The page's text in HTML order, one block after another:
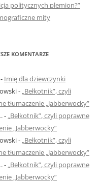
politycznych plemion?”
mity
KOMENTARZE
- Imię dla dziewczynki
- „Bełkotnik”, czyli
tłumaczenie „Jabberwocky”
- „Bełkotnik”, czyli poprawne
„Jabberwocky”
- „Bełkotnik”, czyli
tłumaczenie „Jabberwocky”
- „Bełkotnik”, czyli poprawne
„Jabberwocky”